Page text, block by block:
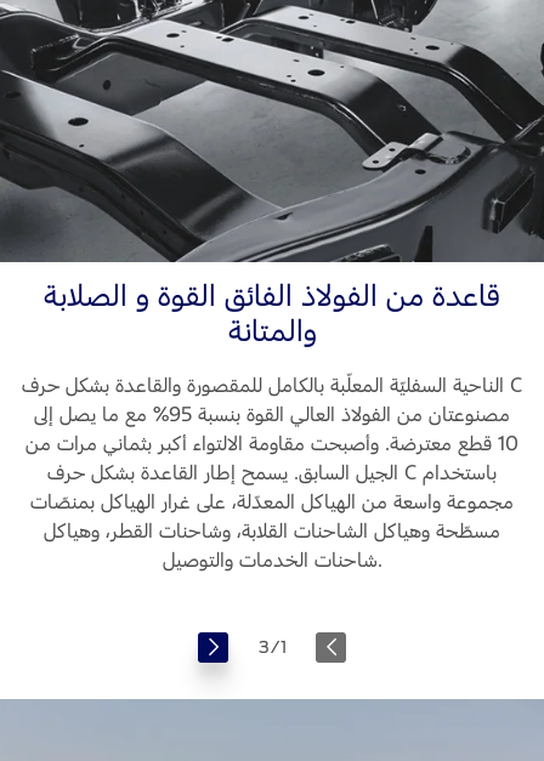
1
/
3
قاعدة من الفولاذ الفائق القوة و الصلابة
والمتانة
الناحية السفليّة المعلّبة بالكامل للمقصورة والقاعدة بشكل حرف C
مصنوعتان من الفولاذ العالي القوة بنسبة 95% مع ما يصل إلى
10 قطع معترضة. وأصبحت مقاومة الالتواء أكبر بثماني مرات من
الجيل السابق. يسمح إطار القاعدة بشكل حرف C باستخدام
مجموعة واسعة من الهياكل المعدّلة، على غرار الهياكل بمنصّات
مسطّحة وهياكل الشاحنات القلابة، وشاحنات القطر، وهياكل
شاحنات الخدمات والتوصيل.